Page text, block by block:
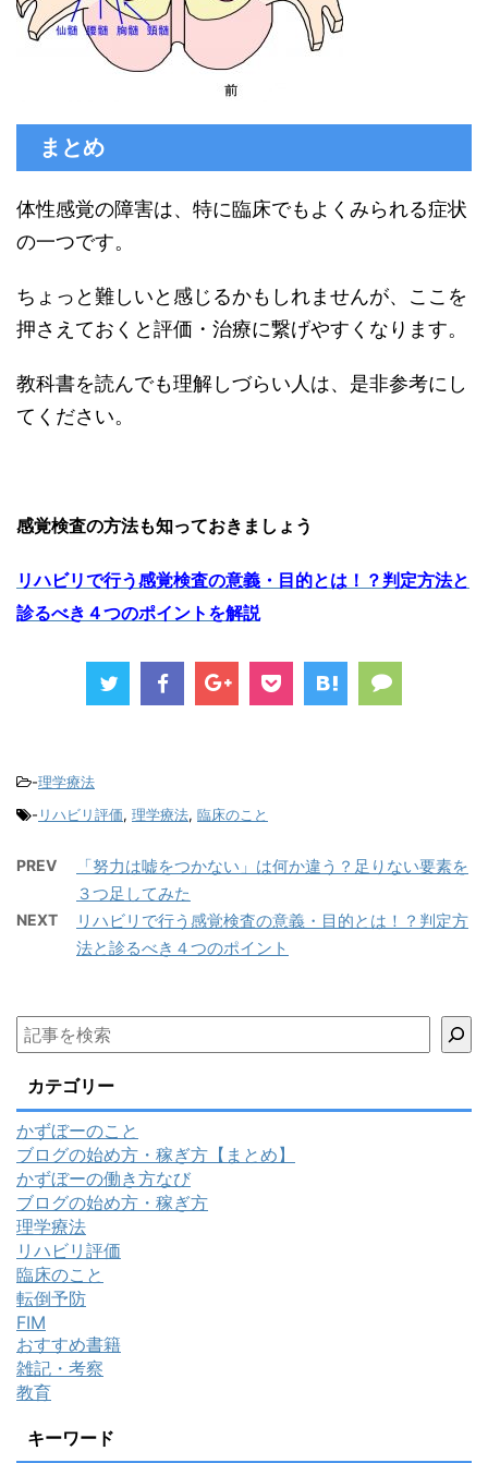
まとめ
体性感覚の障害は、特に臨床でもよくみられる症状
の一つです。
ちょっと難しいと感じるかもしれませんが、ここを
押さえておくと評価・治療に繋げやすくなります。
教科書を読んでも理解しづらい人は、是非参考にし
てください。
感覚検査の方法も知っておきましょう
リハビリで行う感覚検査の意義・目的とは！？判定方法と
診るべき４つのポイントを解説
-理学療法
- リハビリ評価, 理学療法, 臨床のこと
PREV
「努力は嘘をつかない」は何か違う？足りない要素を
３つ足してみた
NEXT
リハビリで行う感覚検査の意義・目的とは！？判定方
法と診るべき４つのポイント
カテゴリー
かずぼーのこと
ブログの始め方・稼ぎ方【まとめ】
かずぼーの働き方なび
ブログの始め方・稼ぎ方
理学療法
リハビリ評価
臨床のこと
転倒予防
FIM
おすすめ書籍
雑記・考察
教育
キーワード